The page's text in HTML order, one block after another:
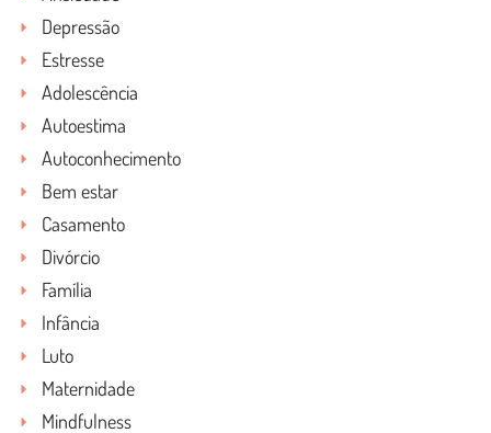
Depressão
Estresse
Adolescência
Autoestima
Autoconhecimento
Bem estar
Casamento
Divórcio
Família
Infância
Luto
Maternidade
Mindfulness